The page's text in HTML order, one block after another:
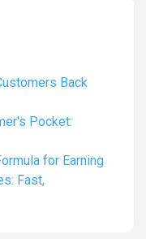
Back
Pocket:
for Earning
Fast,